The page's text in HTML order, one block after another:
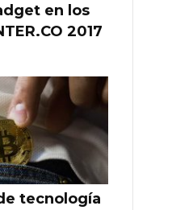
en los
2017
tecnología